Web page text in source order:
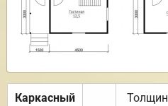
Каркасный